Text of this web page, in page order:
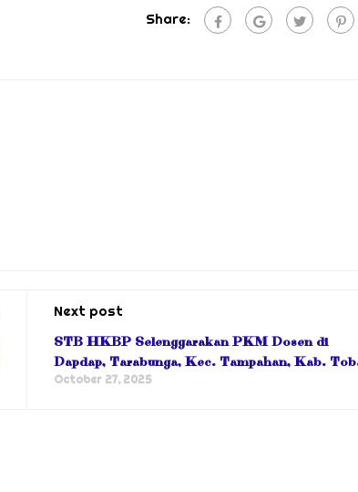
Share:
Next post
STB HKBP Selenggarakan PKM Dosen di
Dapdap, Tarabunga, Kec. Tampahan, Kab.
October 27, 2025